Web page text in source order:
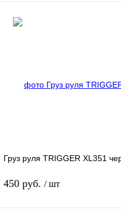
Груз руля TRIGGER XL351
450 руб. / шт